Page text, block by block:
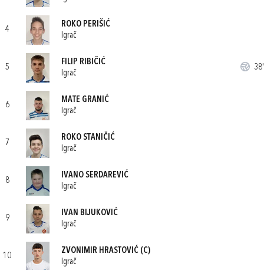
4
ROKO PERIŠIĆ
Igrač
5
FILIP RIBIČIĆ
Igrač
38'
6
MATE GRANIĆ
Igrač
7
ROKO STANIČIĆ
Igrač
8
IVANO SERDAREVIĆ
Igrač
9
IVAN BIJUKOVIĆ
Igrač
10
ZVONIMIR HRASTOVIĆ (C)
Igrač